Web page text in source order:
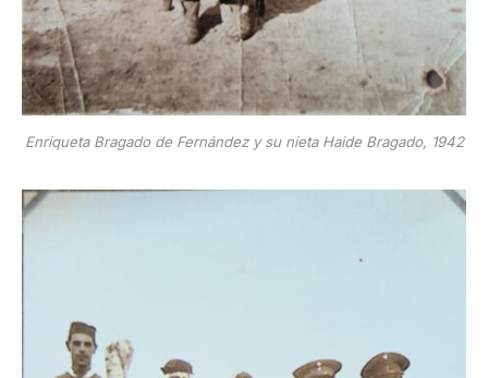
Enriqueta Bragado de Fernández y su nieta Haide Bragado, 1942